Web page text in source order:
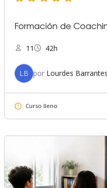
Formación de
11 42h
LB por Lourdes Barrantes
Curso lleno